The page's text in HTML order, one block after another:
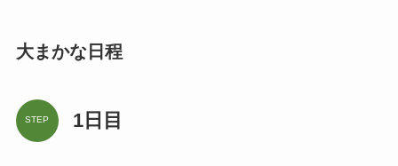
大まかな日程
STEP 1日目